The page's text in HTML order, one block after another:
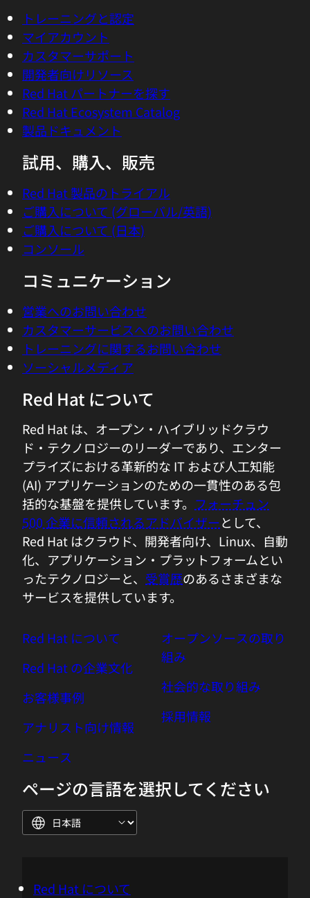
トレーニングと認定
マイアカウント
カスタマーサポート
開発者向けリソース
Red Hat パートナーを探す
Red Hat Ecosystem Catalog
製品ドキュメント
試用、購入、販売
Red Hat 製品のトライアル
ご購入について (グローバル/英語)
ご購入について (日本)
コンソール
コミュニケーション
営業へのお問い合わせ
カスタマーサービスへのお問い合わせ
トレーニングに関するお問い合わせ
ソーシャルメディア
Red Hat について
Red Hat は、オープン・ハイブリッドクラウ
ド・テクノロジーのリーダーであり、エンター
プライズにおける革新的な IT および人工知能
(AI) アプリケーションのための一貫性のある包
括的な基盤を提供しています。 フォーチュン
500 企業に信頼されるアドバイザーとして、
Red Hat はクラウド、開発者向け、Linux、自動
化、アプリケーション・プラットフォームとい
ったテクノロジーと、 受賞歴のあるさまざまな
サービスを提供しています。
Red Hat について
Red Hat の企業文化
お客様事例
アナリスト向け情報
ニュース
オープンソースの取り
組み
社会的な取り組み
採用情報
ページの言語を選択してください
Red Hat について